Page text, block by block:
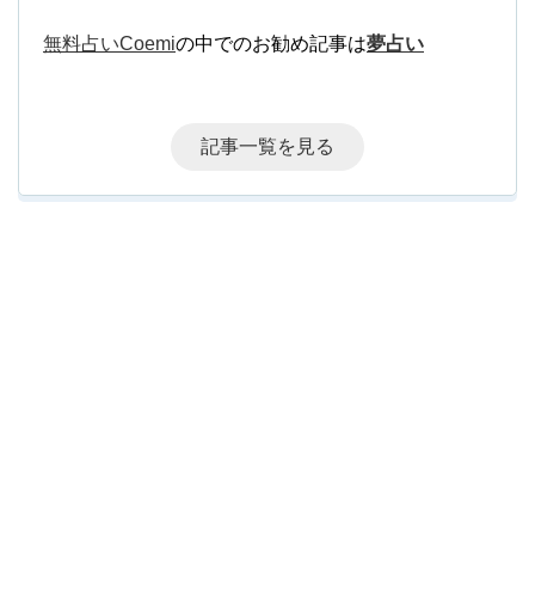
無料占いCoemiの中でのお勧め記事は夢占い
記事一覧を見る